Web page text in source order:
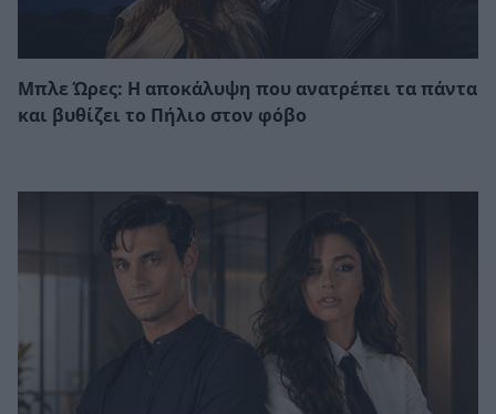
Μπλε Ώρες: Η αποκάλυψη που ανατρέπει τα πάντα
και βυθίζει το Πήλιο στον φόβο